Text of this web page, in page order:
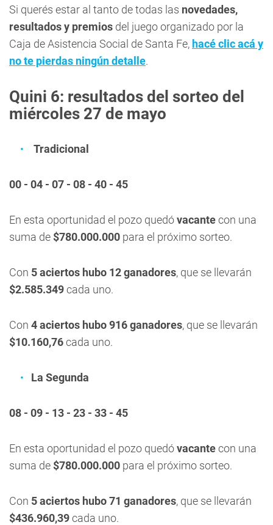
Si querés estar al tanto de todas las novedades,
resultados y premios del juego organizado por la
Caja de Asistencia Social de Santa Fe, hacé clic acá y
no te pierdas ningún detalle.
Quini 6: resultados del sorteo del
miércoles 27 de mayo
Tradicional
00 - 04 - 07 - 08 - 40 - 45
En esta oportunidad el pozo quedóvacantecon una
suma de $780.000.000 para el próximo sorteo.
Con 5 aciertos hubo 12 ganadores, que se llevarán
$2.585.349cada uno.
Con 4 aciertos hubo 916 ganadores, que se llevarán
$10.160,76cada uno.
La Segunda
08 - 09 - 13 - 23 - 33 - 45
En esta oportunidad el pozo quedóvacantecon una
suma de $780.000.000 para el próximo sorteo.
Con 5 aciertos hubo 71 ganadores, que se llevarán
$436.960,39cada uno.